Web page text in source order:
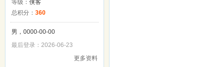
等级： 侠客
总积分： 360
男，0000-00-00
最后登录：2026-06-23
更多资料